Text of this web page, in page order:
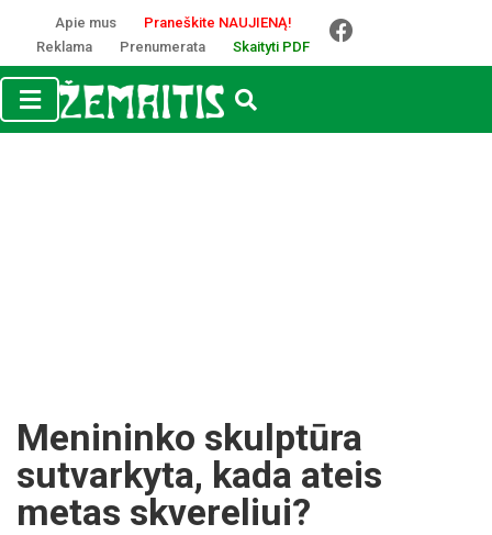
Apie mus
Praneškite NAUJIENĄ!
Reklama
Prenumerata Skaityti PDF
Menininko skulptūra
sutvarkyta, kada ateis
metas skvereliui?